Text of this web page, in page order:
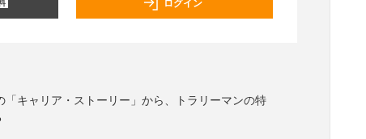
「キャリア・ストーリー」から、トラリーマンの特